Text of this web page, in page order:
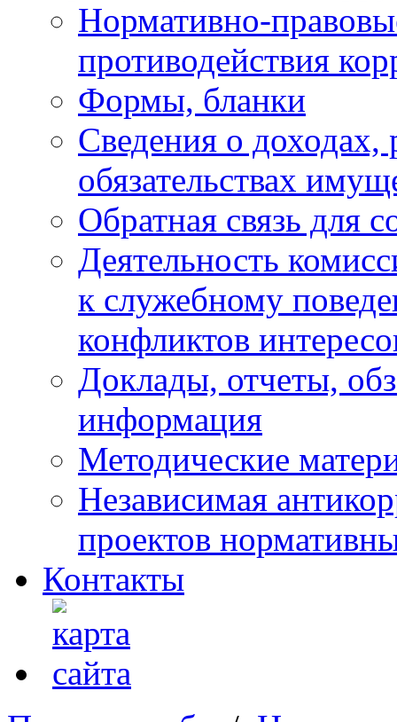
Нормативно-
противодействия
Формы, бланки
Сведения о доходах,
обязательствах
Обратная связь для
Деятельность
к служебному
конфликтов
Доклады, отчеты,
информация
Методические
Независимая
проектов
Контакты